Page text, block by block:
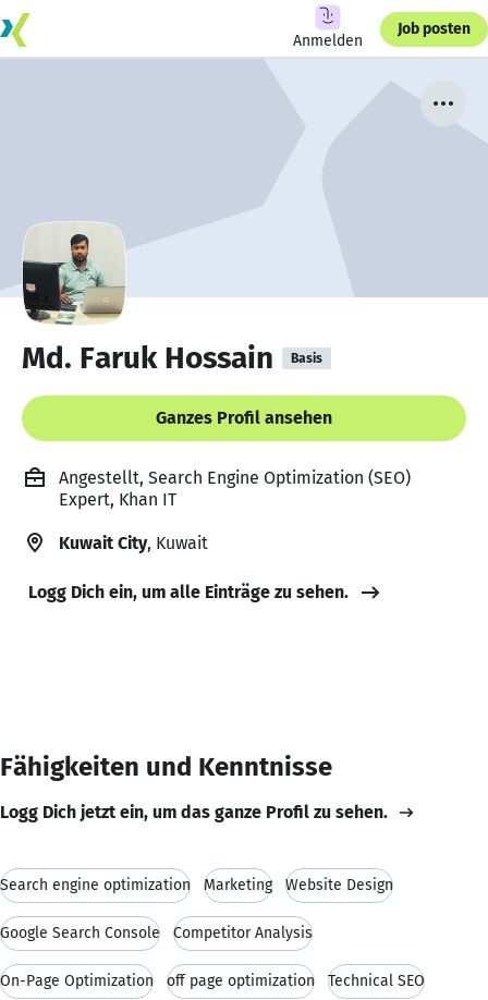
Anmelden
Job posten
Md. Faruk Hossain Basis
Ganzes Profil ansehen
Angestellt, Search Engine Optimization (SEO)
Expert, Khan IT
Kuwait City, Kuwait
Logg Dich ein, um alle Einträge zu sehen.
Fähigkeiten und Kenntnisse
Logg Dich jetzt ein, um das ganze Profil zu sehen.
Search engine optimization Marketing Website Design
Google Search Console Competitor Analysis
On-Page Optimization off page optimization Technical SEO